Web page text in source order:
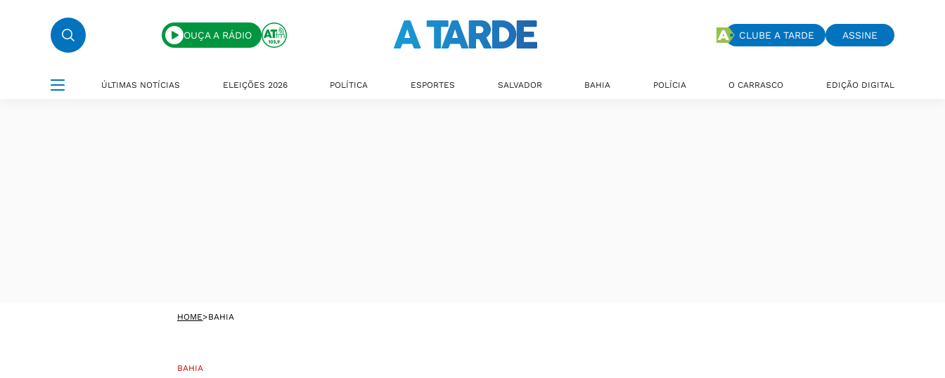
OUÇA A RÁDIO CLUBE A TARDE ASSINE
ÚLTIMAS NOTÍCIAS ELEIÇÕES 2026 POLÍTICA ESPORTES SALVADOR BAHIA POLÍCIA O CARRASCO EDIÇÃO DIGITAL
HOME>BAHIA
BAHIA